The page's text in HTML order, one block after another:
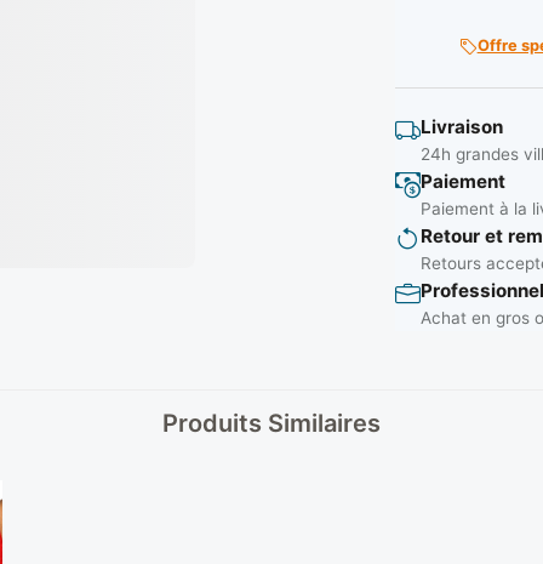
Offre
Livraison
24h grandes
Paiement
Paiement à la
Retour et
Retours
Achat en gros
Produits Similaires